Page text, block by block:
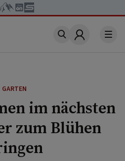
Account
GARTEN
im nächsten
zum Blühen